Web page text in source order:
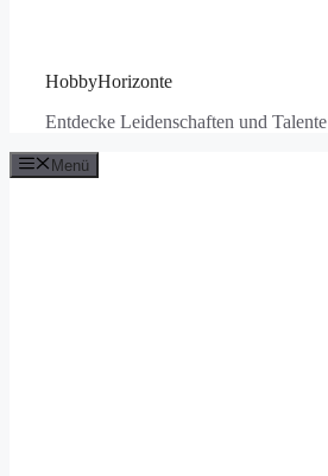
HobbyHorizonte
Entdecke Leidenschaften und Talente
Menü